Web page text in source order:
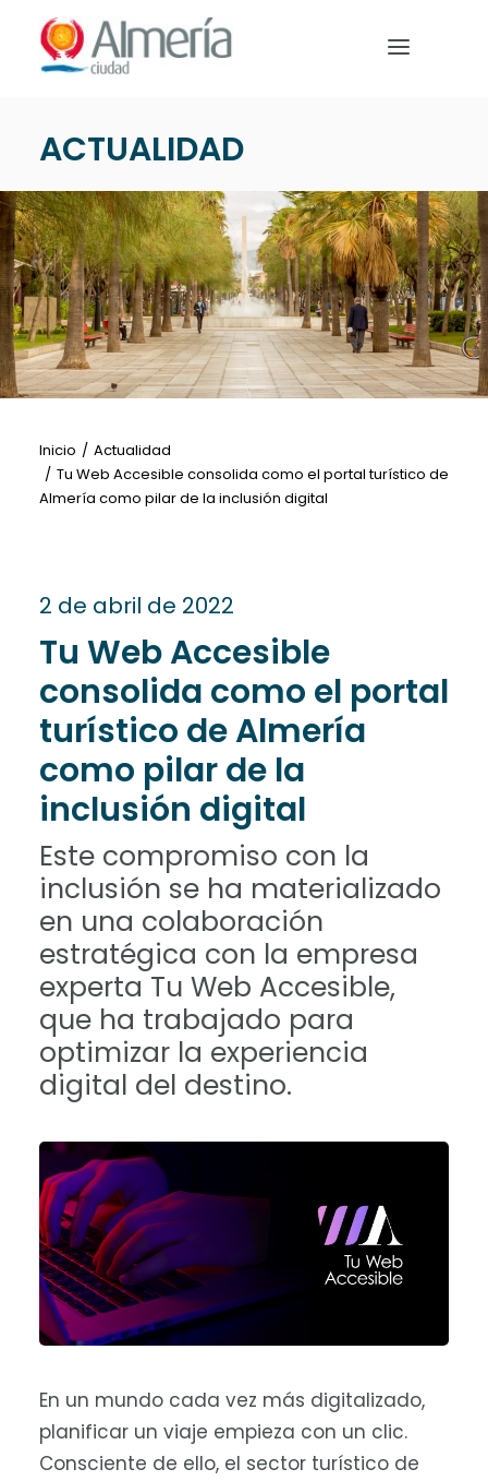
Nota:
este
sistema
de
accesibilidad.
QUÉ HACER
EVENTOS
NOTICIAS
ACTUALIDAD
Inicio
Actualidad
Tu Web Accesible consolida como el portal turístico de
Almería como pilar de la inclusión digital
2 de abril de 2022
Tu Web Accesible
consolida como el portal
turístico de Almería
como pilar de la
inclusión digital
Este compromiso con la
inclusión se ha materializado
en una colaboración
estratégica con la empresa
experta Tu Web Accesible,
que ha trabajado para
optimizar la experiencia
digital del destino.
En un mundo cada vez más digitalizado,
planificar un viaje empieza con un clic.
Consciente de ello, el sector turístico de